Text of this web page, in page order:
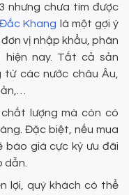
nhưng chưa tìm được
Khang là một gợi ý
vị nhập khẩu, phân
hiện nay. Tất cả sản
các nước châu Âu,
lượng mà còn có
Đặc biệt, nếu mua
báo giá cực kỳ ưu đãi
dẫn.
lợi, quý khách có thể